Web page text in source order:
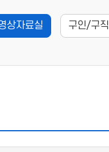
상자료실 구인/구직